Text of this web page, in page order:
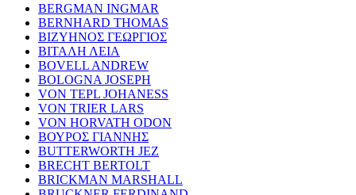
BERGMAN INGMAR
BERNHARD THOMAS
ΒΙΖΥΗΝΟΣ ΓΕΩΡΓΙΟΣ
ΒΙΤΑΛΗ ΛΕΙΑ
BOVELL ANDREW
BOLOGNA JOSEPH
VON TEPL JOHANESS
VON TRIER LARS
VON HORVATH ODON
ΒΟΥΡΟΣ ΓΙΑΝΝΗΣ
BUTTERWORTH JEZ
BRECHT BERTOLT
BRICKMAN MARSHALL